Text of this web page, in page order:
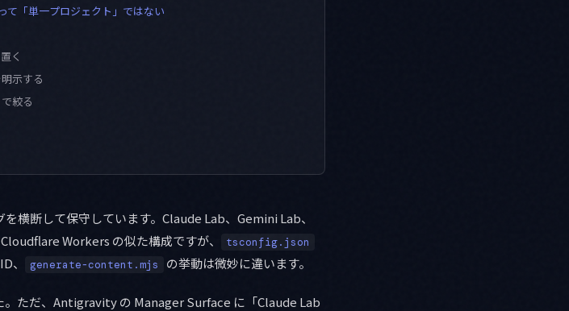
「単一プロジェクト」ではない
く
示する
絞る
横断して保守しています。Claude Lab、Gemini Lab、
Workers の似た構成ですが、
tsconfig.json
、 generate-content.mjs の挙動は微妙に違います。
。ただ、Antigravity の Manager Surface に「Claude Lab